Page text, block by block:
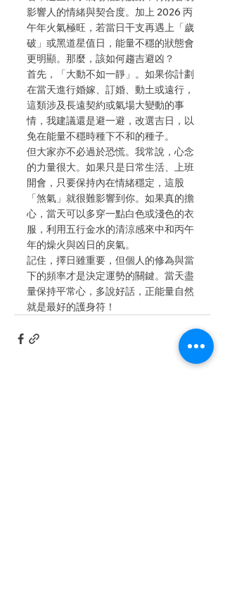
影響人的情緒與契合度。加上 2026 丙
午年火氣極旺，若當日干支再遇上「歲
破」或黑道星值日，能量不穩的狀態會
更明顯。那麼，該如何趨吉避凶？
首先，「大動不如一靜」。如果你計劃
在當天進行婚嫁、訂婚、動土或遠行，
這類涉及長遠契約或氣場大變動的事
情，我建議還是避一避，改選吉日，以
免在能量不穩時種下不和的種子。
但大家亦不必過於恐慌。我常說，心念
的力量很大。如果只是日常生活、上班
開會，只要保持內在情緒穩定，這股
「煞氣」就很難影響到你。如果真的擔
心，當天可以多穿一點白色或淺色的衣
服，利用五行金水的清涼感來中和丙午
年的燥火與凶日的戾氣。
記住，擇日雖重要，但個人的修為與當
下的頻率才是決定運勢的關鍵。當天盡
量保持平常心，多說好話，正能量自然
就是最好的護身符！